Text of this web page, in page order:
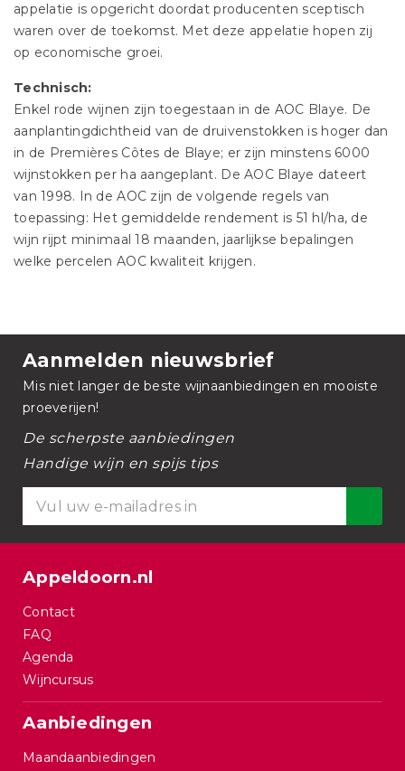
appelatie is opgericht doordat producenten sceptisch
waren over de toekomst. Met deze appelatie hopen zij
op economische groei.
Technisch:
Enkel rode wijnen zijn toegestaan in de AOC Blaye. De
aanplantingdichtheid van de druivenstokken is hoger dan
in de Premières Côtes de Blaye; er zijn minstens 6000
wijnstokken per ha aangeplant. De AOC Blaye dateert
van 1998. In de AOC zijn de volgende regels van
toepassing: Het gemiddelde rendement is 51 hl/ha, de
wijn rijpt minimaal 18 maanden, jaarlijkse bepalingen
welke percelen AOC kwaliteit krijgen.
Aanmelden nieuwsbrief
Mis niet langer de beste wijnaanbiedingen en mooiste
proeverijen!
De scherpste aanbiedingen
Handige wijn en spijs tips
Appeldoorn.nl
Contact
FAQ
Agenda
Wijncursus
Aanbiedingen
Maandaanbiedingen